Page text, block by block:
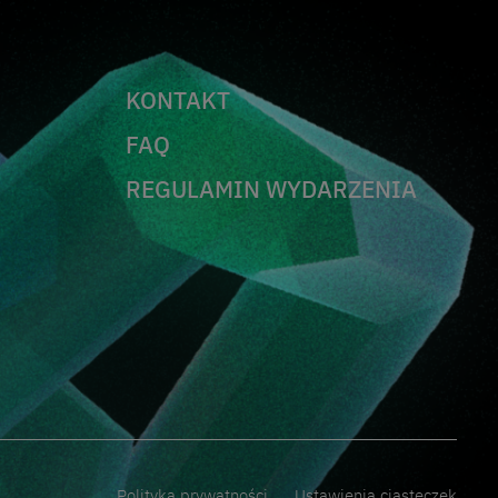
KONTAKT
FAQ
REGULAMIN WYDARZENIA